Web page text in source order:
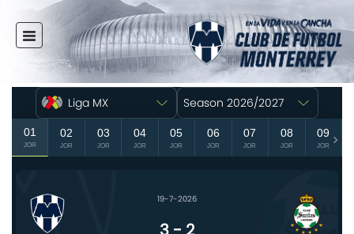
INICIO
NOTICIAS
CLUB
MULTIMEDIA
RAYADAS
FUERZAS BÁSICAS